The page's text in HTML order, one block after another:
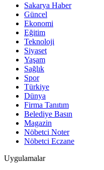
Sakarya Haber
Güncel
Ekonomi
Eğitim
Teknoloji
Siyaset
Yaşam
Sağlık
Spor
Türkiye
Dünya
Firma Tanıtım
Belediye Basın
Magazin
Nöbetci Noter
Nöbetci Eczane
Uygulamalar